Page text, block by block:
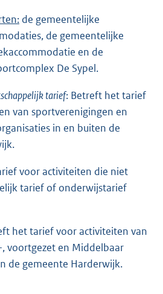
de gemeentelijke
de gemeentelijke
en de
De Sypel.
tarief: Betreft het tarief
van sportverenigingen en
in en buiten de
voor activiteiten die niet
tarief of onderwijstarief
het tarief voor activiteiten van
, voortgezet en Middelbaar
de gemeente Harderwijk.